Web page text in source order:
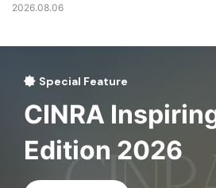
2026.08.06
Special Feature
CINRA
Edition 2026